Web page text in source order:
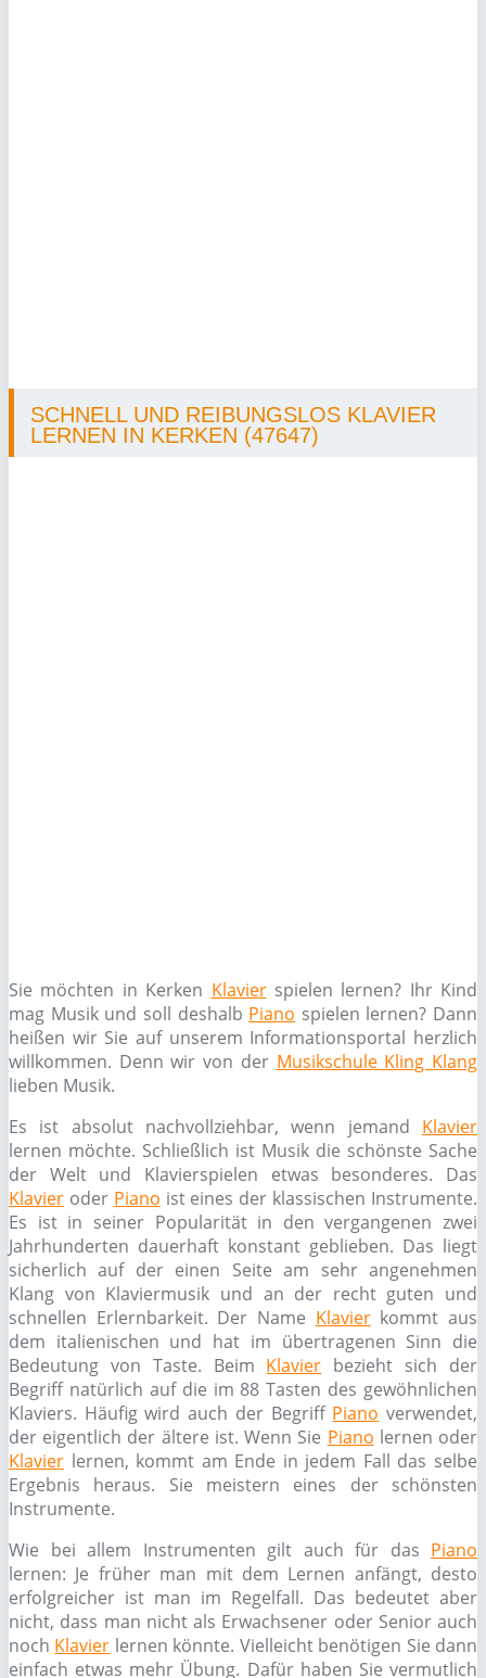
SCHNELL UND REIBUNGSLOS KLAVIER
LERNEN IN KERKEN (47647)
Sie möchten in Kerken Klavierspielen lernen? Ihr Kind
mag Musik und soll deshalb Piano spielen lernen? Dann
heißen wir Sie auf unserem Informationsportal herzlich
willkommen. Denn wir von der Musikschule Kling Klang
lieben Musik.
Es ist absolut nachvollziehbar, wenn jemand Klavier
lernen möchte. Schließlich ist Musik die schönste Sache
der Welt und Klavierspielen etwas besonderes. Das
Klavier oder Piano ist eines der klassischen Instrumente.
Es ist in seiner Popularität in den vergangenen zwei
Jahrhunderten dauerhaft konstant geblieben. Das liegt
sicherlich auf der einen Seite am sehr angenehmen
Klang von Klaviermusik und an der recht guten und
schnellen Erlernbarkeit. Der Name Klavierkommt aus
dem italienischen und hat im übertragenen Sinn die
Bedeutung von Taste. Beim Klavier bezieht sich der
Begriff natürlich auf die im 88 Tasten des gewöhnlichen
Klaviers. Häufig wird auch der Begriff Piano verwendet,
der eigentlich der ältere ist. Wenn Sie Piano lernen oder
Klavier lernen, kommt am Ende in jedem Fall das selbe
Ergebnis heraus. Sie meistern eines der schönsten
Instrumente.
Wie bei allem Instrumenten gilt auch für das Piano
lernen: Je früher man mit dem Lernen anfängt, desto
erfolgreicher ist man im Regelfall. Das bedeutet aber
nicht, dass man nicht als Erwachsener oder Senior auch
noch Klavier lernen könnte. Vielleicht benötigen Sie dann
einfach etwas mehr Übung. Dafür haben Sie vermutlich